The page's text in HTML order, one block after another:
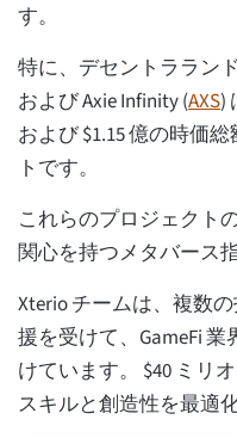
す。
特に、デセントラランド
および Axie Infinity (AXS)
および $1.15 億の時価
トです。
これらのプロジェクト
関心を持つメタバース
Xterio チームは、複数
援を受けて、GameFi
けています。 $40 ミリ
スキルと創造性を最適